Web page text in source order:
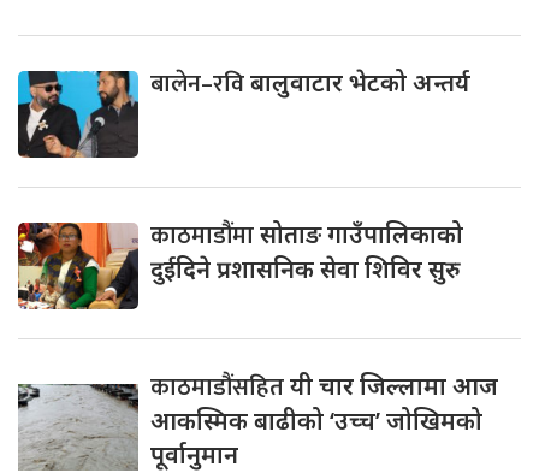
बालेन–रविबालुवाटार भेटको अन्तर्य
काठमाडौंमासोताङ गाउँपालिकाको
दुईदिने प्रशासनिक सेवा शिविर सुरु
काठमाडौंसहितयी चार जिल्लामा आज
आकस्मिक बाढीको ‘उच्च’ जोखिमको
पूर्वानुमान